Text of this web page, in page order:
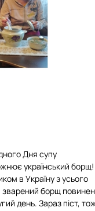
Дня супу
український борщ!
в Україну з усього
зварений борщ повинен
день. Зараз піст,